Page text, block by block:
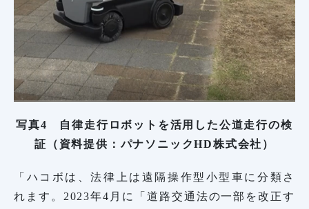
写真4 自律走行ロボットを活用した公道走行の検
証（資料提供：パナソニックHD株式会社）
「ハコボは、法律上は遠隔操作型小型車に分類さ
れます。2023年4月に「道路交通法の一部を改正す